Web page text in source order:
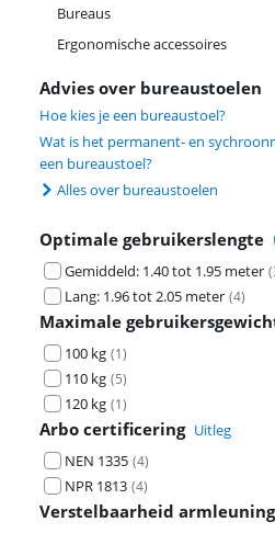
Bureaus
Ergonomische accessoires
Advies over bureaustoelen
Hoe kies je een bureaustoel?
Wat is het permanent- en
een bureaustoel?
Alles over bureaustoelen
Optimale gebruikerslengte
Gemiddeld: 1.40 tot 1.95 meter (
Lang: 1.96 tot 2.05 meter (4)
Maximale
100 kg (1)
110 kg (5)
120 kg (1)
Arbo certificering Uitleg
NEN 1335 (4)
NPR 1813 (4)
Verstelbaarheid armleuning